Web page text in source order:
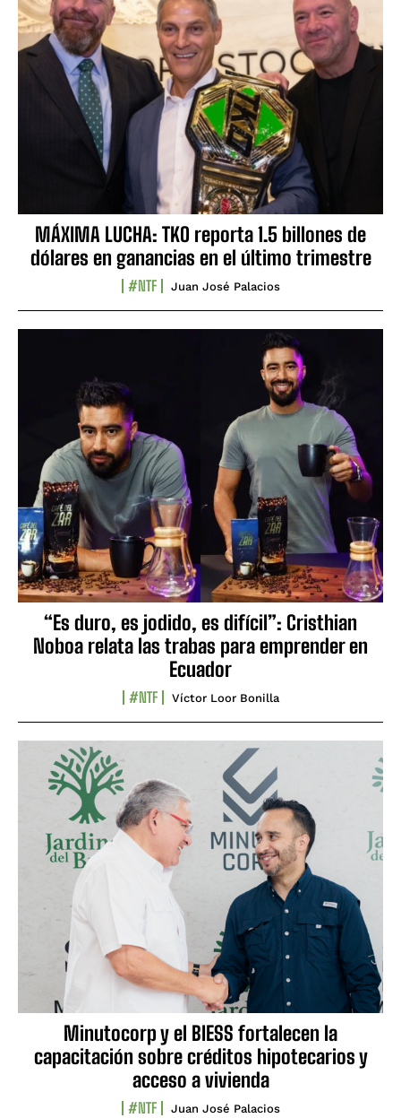
MÁXIMA LUCHA: TKO reporta 1.5 billones de
dólares en ganancias en el último trimestre
#NTF Juan José Palacios
“Es duro, es jodido, es difícil”: Cristhian
Noboa relata las trabas para emprender en
Ecuador
#NTF Víctor Loor Bonilla
Minutocorp y el BIESS fortalecen la
capacitación sobre créditos hipotecarios y
acceso a vivienda
#NTF Juan José Palacios